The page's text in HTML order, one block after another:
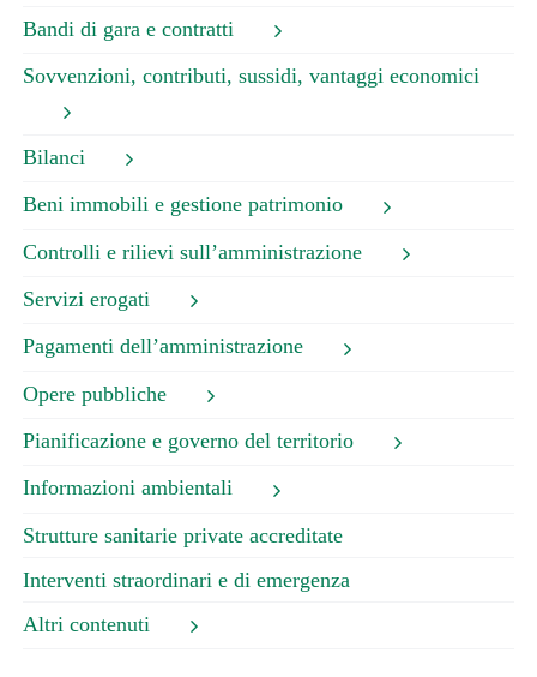
Bandi di gara e contratti
Sovvenzioni, contributi, sussidi, vantaggi economici
Bilanci
Beni immobili e gestione patrimonio
Controlli e rilievi sull’amministrazione
Servizi erogati
Pagamenti dell’amministrazione
Opere pubbliche
Pianificazione e governo del territorio
Informazioni ambientali
Strutture sanitarie private accreditate
Interventi straordinari e di emergenza
Altri contenuti